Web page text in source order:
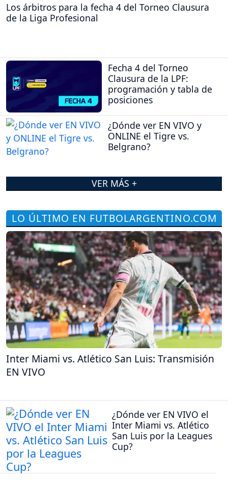
Los árbitros para la fecha 4 del Torneo Clausura
de la Liga Profesional
Fecha 4 del Torneo
Clausura de la LPF:
programación y tabla de
posiciones
¿Dónde ver EN VIVO y
ONLINE el Tigre vs.
Belgrano?
VER MÁS +
LO ÚLTIMO EN FUTBOLARGENTINO.COM
Inter Miami vs. Atlético San Luis: Transmisión
EN VIVO
¿Dónde ver EN VIVO el
Inter Miami vs. Atlético
San Luis por la Leagues
Cup?